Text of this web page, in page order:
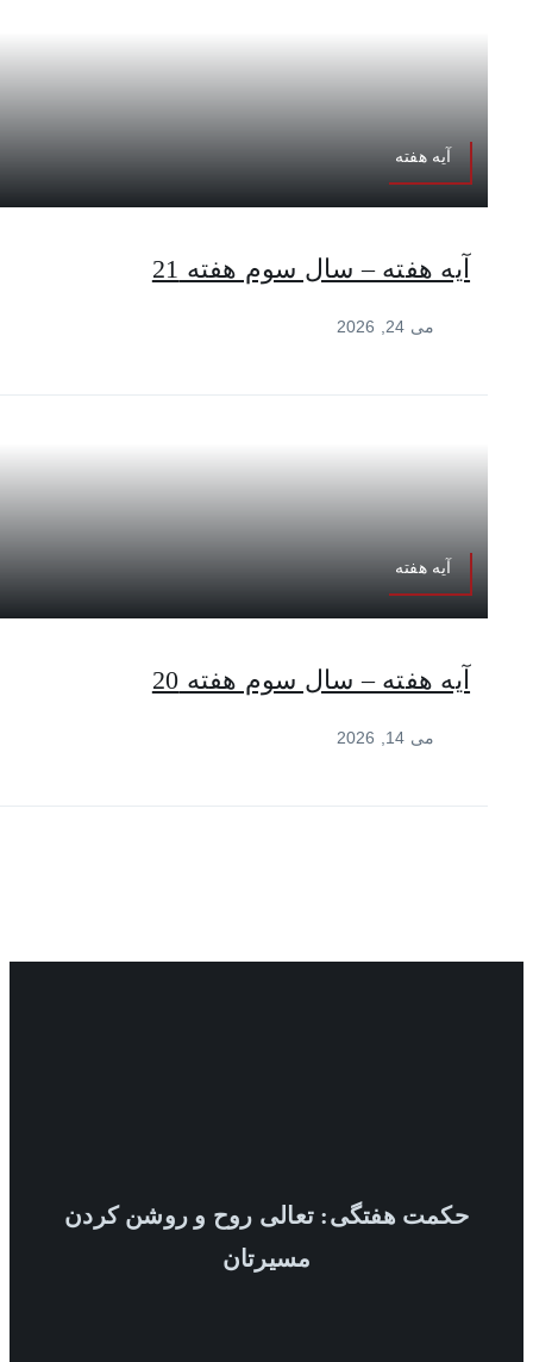
آیه هفته
آیه هفته – سال سوم هفته 21
می 24, 2026
آیه هفته
آیه هفته – سال سوم هفته 20
می 14, 2026
حکمت هفتگی: تعالی روح و روشن کردن
مسیرتان